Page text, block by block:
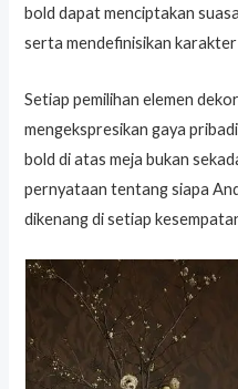
bold dapat menciptakan
serta mendefinisikan
Setiap pemilihan elemen
mengekspresikan gaya
bold di atas meja bukan
pernyataan tentang siapa
dikenang di setiap